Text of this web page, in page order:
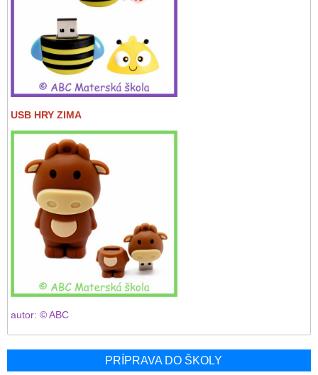
USB HRY ZIMA
autor: © ABC
PRÍPRAVA DO ŠKOLY